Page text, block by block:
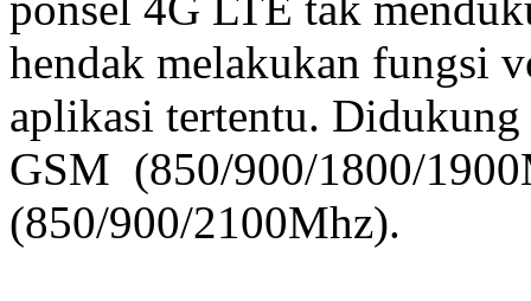
hendak melakukan fungsi
aplikasi tertentu.
GSM (850/900/1800/
(850/900/2100Mhz).